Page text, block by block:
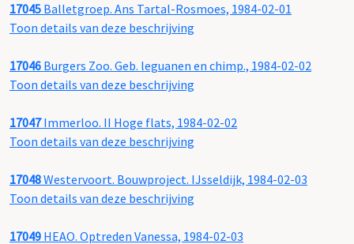
17045 Balletgroep. Ans Tartal-Rosmoes, 1984-02-01
Toon details van deze beschrijving
17046 Burgers Zoo. Geb. leguanen en chimp., 1984-02-02
Toon details van deze beschrijving
17047Immerloo. II Hoge flats, 1984-02-02
Toon details van deze beschrijving
17048Westervoort. Bouwproject. IJsseldijk, 1984-02-03
Toon details van deze beschrijving
17049 HEAO. Optreden Vanessa, 1984-02-03